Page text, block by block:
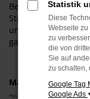
Bevor Sie in Ihr
Straßen von
umfangreich und
ganz zu Ihrem
Marken
Hyundai
Statistik
Diese
Webseite
zu
die von
Sie auf
zu schalten,
Google Tag
Google Ads